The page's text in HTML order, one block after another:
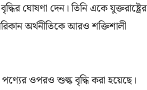
ঘোষণা দেন। তিনি একে যুক্তরাষ্ট্রের
অর্থনীতিকে আরও শক্তিশালী
পণ্যের ওপরও শুল্ক বৃদ্ধি করা হয়েছে।